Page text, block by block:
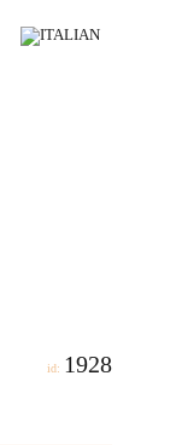
id: 1928